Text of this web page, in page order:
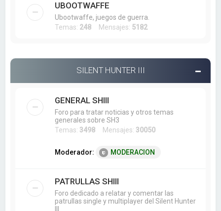
UBOOTWAFFE
Ubootwaffe, juegos de guerra.
Temas: 248 Mensajes: 5182
SILENT HUNTER III
GENERAL SHIII
Foro para tratar noticias y otros temas
generales sobre SH3
Temas: 3498 Mensajes: 30050
Moderador: MODERACION
PATRULLAS SHIII
Foro dedicado a relatar y comentar las
patrullas single y multiplayer del Silent Hunter